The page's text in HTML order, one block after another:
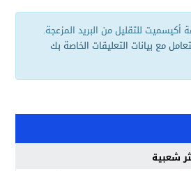
للتقليل من البريد المزعجة.
مع بيانات التعليقات الخاصة بك
شعبية